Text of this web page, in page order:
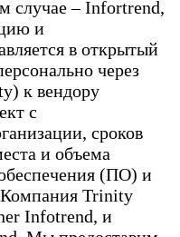
случае – Infortrend,
и
в открытый
через
к вендору
с
сроков
и объема
(ПО) и
Компания Trinity
Infotrend, и